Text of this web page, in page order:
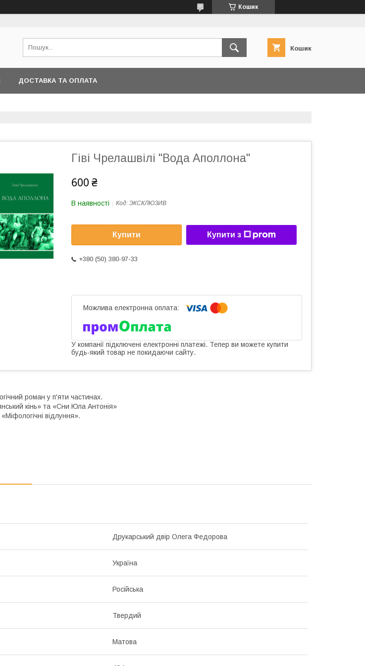
Кошик
Кошик
ДОСТАВКА ТА ОПЛАТА
Гіві Чрелашвілі "Вода Аполлона"
600 ₴
В наявності Код: ЭКСКЛЮЗИВ
Купити Купити з
+380 (50) 380-97-33
У компанії підключені електронні платежі. Тепер ви можете купити
будь-який товар не покидаючи сайту.
роман у п'яти частинах.
кінь» та «Сни Юла Антонія»
відлуння».
Друкарський двір Олега Федорова
Україна
Російська
Твердий
Матова